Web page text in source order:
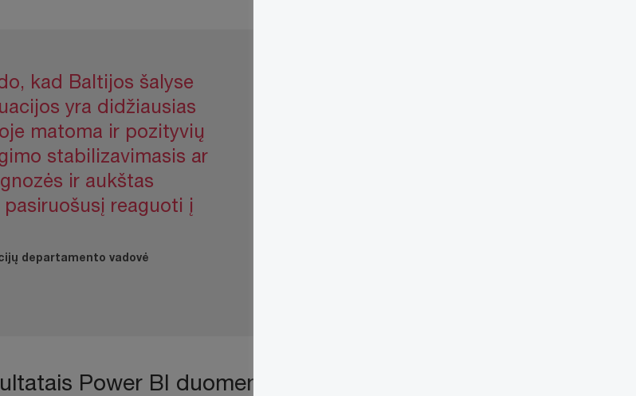
kad Baltijos šalyse
yra didžiausias
matoma ir pozityvių
stabilizavimasis ar
ir aukštas
reaguoti į
departamento vadovė
Power BI duomenų rinkinyje: